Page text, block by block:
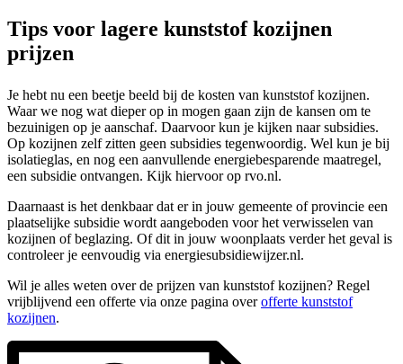
Tips voor lagere kunststof kozijnen
prijzen
Je hebt nu een beetje beeld bij de kosten van kunststof kozijnen.
Waar we nog wat dieper op in mogen gaan zijn de kansen om te
bezuinigen op je aanschaf. Daarvoor kun je kijken naar subsidies.
Op kozijnen zelf zitten geen subsidies tegenwoordig. Wel kun je bij
isolatieglas, en nog een aanvullende energiebesparende maatregel,
een subsidie ontvangen. Kijk hiervoor op rvo.nl.
Daarnaast is het denkbaar dat er in jouw gemeente of provincie een
plaatselijke subsidie wordt aangeboden voor het verwisselen van
kozijnen of beglazing. Of dit in jouw woonplaats verder het geval is
controleer je eenvoudig via energiesubsidiewijzer.nl.
Wil je alles weten over de prijzen van kunststof kozijnen? Regel
vrijblijvend een offerte via onze pagina overofferte kunststof
kozijnen.